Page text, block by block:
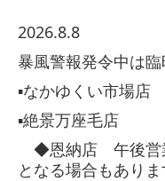
2026.8.8
暴風警報発令中は臨
▪️なかゆくい市場店
▪️絶景万座毛店
◆恩納店 午後営
となる場合もありま